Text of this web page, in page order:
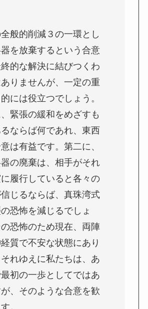
般的削減３の一環とし
を放棄するという合意
的な解決に結びつくわ
りませんが、一定の重
には役立つでしょう。
緊張の緩和をめざすも
ならば何であれ、東西
は有益です。第二に、
の廃棄は、相手がそれ
履行していると各々の
じるならば、真珠湾式
恐怖を減じるでしょ
恐怖のため現在、両陣
質で不安な状態にあり
それゆえに私たちは、あ
最初の一歩としてではあ
が、そのような合意を歓
。